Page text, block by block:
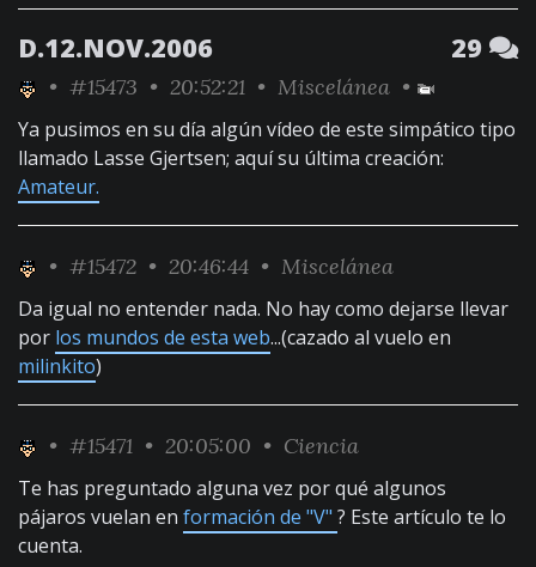
D.12.NOV.2006 29
• #15473 • 20:52:21 • Miscelánea •
Ya pusimos en su día algún vídeo de este simpático tipo
llamado Lasse Gjertsen; aquí su última creación:
Amateur.
• #15472 • 20:46:44 • Miscelánea
Da igual no entender nada. No hay como dejarse llevar
por los mundos de esta web...(cazado al vuelo en
milinkito)
• #15471 • 20:05:00 • Ciencia
Te has preguntado alguna vez por qué algunos
pájaros vuelan en formación de "V" ? Este artículo te lo
cuenta.